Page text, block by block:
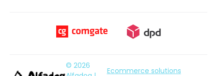
© 2026
Ecommerce solutions